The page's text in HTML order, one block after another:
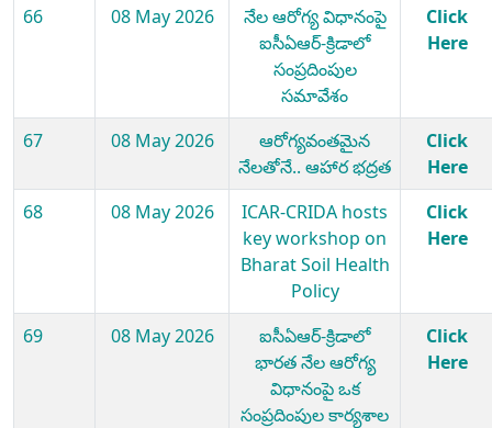
66 08 May 2026
నేల ఆరోగ్య విధానంపై
ఐసీఏఆర్-క్రిడాలో
సంప్రదింపుల
సమావేశం
Click
Here
67 08 May 2026
ఆరోగ్యవంతమైన
నేలతోనే.. ఆహార భద్రత
Click
Here
68
08 May 2026
ICAR-CRIDA hosts
key workshop on
Bharat Soil Health
Policy
Click
Here
69 08 May 2026
ఐసీఏఆర్-క్రిడాలో
భారత నేల ఆరోగ్య
విధానంపై ఒక
సంప్రదింపుల కార్యశాల
Click
Here